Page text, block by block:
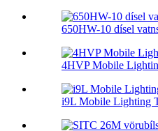
650HW-10 dísel
4HVP Mobile
i9L Mobile Lighting